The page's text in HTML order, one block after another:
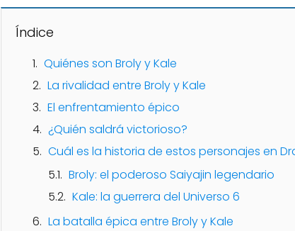
Índice
Quiénes son Broly y Kale
La rivalidad entre Broly y Kale
El enfrentamiento épico
¿Quién saldrá victorioso?
Cuál es la historia de estos personajes en
Broly: el poderoso Saiyajin legendario
Kale: la guerrera del Universo 6
La batalla épica entre Broly y Kale